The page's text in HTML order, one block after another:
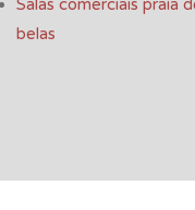
Salas comerciais praia
belas